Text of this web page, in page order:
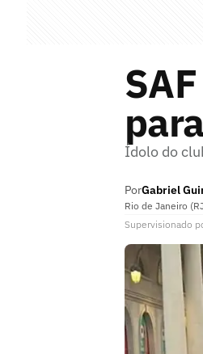
Ídolo do
PorGabriel
Rio de Janeiro
Supervisionado